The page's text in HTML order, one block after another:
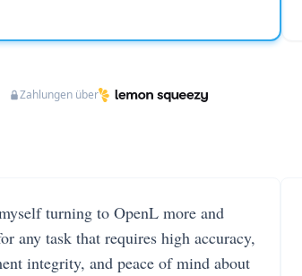
Zahlungen über
turning to OpenL more and
any task that requires high accuracy,
integrity, and peace of mind about